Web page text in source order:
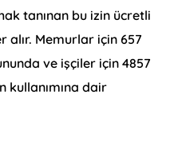
tanınan bu izin ücretli
alır. Memurlar için 657
ve işçiler için 4857
kullanımına dair